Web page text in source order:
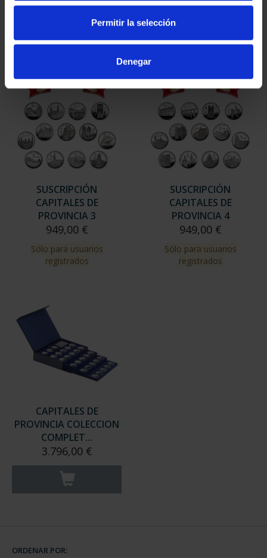
Permitir la selección
Denegar
949,00 €
Sólo para usuarios
registrados
949,00 €
Sólo para usuarios
registrados
SUSCRIPCIÓN
CAPITALES DE
PROVINCIA 3
949,00 €
Sólo para usuarios
registrados
SUSCRIPCIÓN
CAPITALES DE
PROVINCIA 4
949,00 €
Sólo para usuarios
registrados
CAPITALES DE
PROVINCIA COLECCION
COMPLET...
3.796,00 €
ORDENAR POR: